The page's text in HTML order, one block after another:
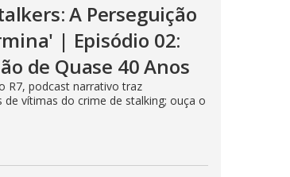
A Perseguição
| Episódio 02:
de Quase 40 Anos
R7, podcast narrativo traz
de vítimas do crime de stalking; ouça o